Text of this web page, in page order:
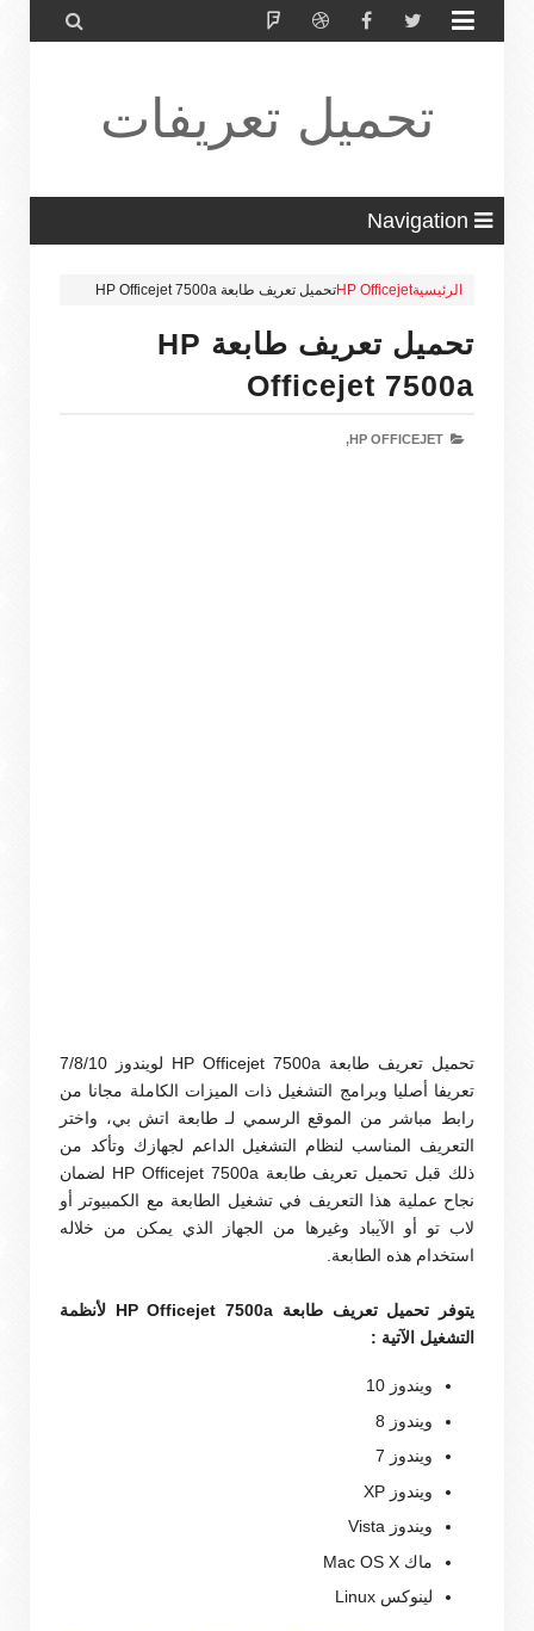


تحميل تعريفات
طابعة ولاب
توب HP Driver
الرئيسيةHP Officejetتحميل تعريف طابعة HP Officejet 7500a
تحميل تعريف طابعة HP
Officejet 7500a
HP OFFICEJET,
تحميل تعريف طابعة HP Officejet 7500a لويندوز 7/8/10
تعريفا أصليا وبرامج التشغيل ذات الميزات الكاملة مجانا من
رابط مباشر من الموقع الرسمي لـ طابعة اتش بي، واختر
التعريف المناسب لنظام التشغيل الداعم لجهازك وتأكد من
ذلك قبل تحميل تعريف طابعة HP Officejet 7500a لضمان
نجاح عملية هذا التعريف في تشغيل الطابعة مع الكمبيوتر أو
لاب تو أو الآيباد وغيرها من الجهاز الذي يمكن من خلاله
استخدام هذه الطابعة.
يتوفر تحميل تعريف طابعة HP Officejet 7500a لأنظمة
التشغيل الآتية :
ويندوز 10
ويندوز 8
ويندوز 7
ويندوز XP
ويندوز Vista
ماك Mac OS X
لينوكس Linux